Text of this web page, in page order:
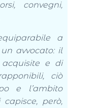
convegni,
a
avvocato: il
acquisite e di
ciò
e l’ambito
capisce, però,